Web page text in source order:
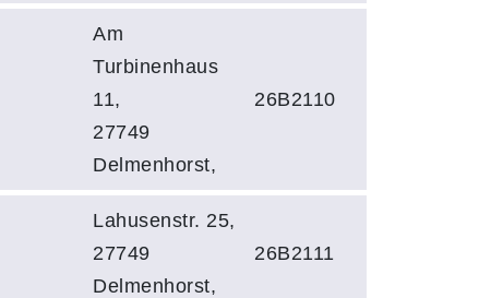
Am
Turbinenhaus
11,
27749
Delmenhorst,
26B2110
Lahusenstr. 25,
27749
Delmenhorst,
26B2111